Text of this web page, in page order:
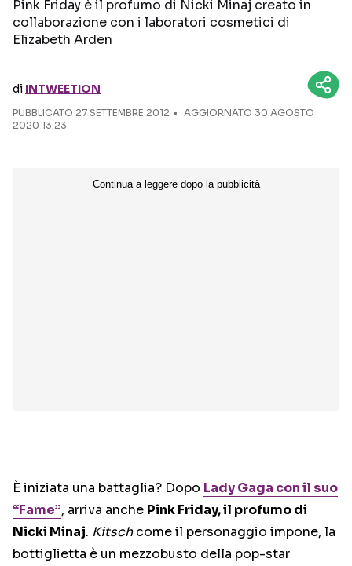
Seguici sui social
Pink Friday è il profumo di Nicki Minaj creato in
collaborazione con i laboratori cosmetici di
Elizabeth Arden
di INTWEETION
PUBBLICATO 27 SETTEMBRE 2012
AGGIORNATO 30 AGOSTO
2020 13:23
È iniziata una battaglia? Dopo Lady Gaga con il suo
“Fame”, arriva anche Pink Friday, il profumo di
Nicki Minaj. Kitschcome il personaggio impone, la
bottiglietta è un mezzobusto della pop-star